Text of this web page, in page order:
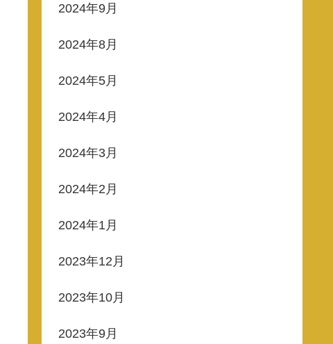
2024年9月
2024年8月
2024年5月
2024年4月
2024年3月
2024年2月
2024年1月
2023年12月
2023年10月
2023年9月